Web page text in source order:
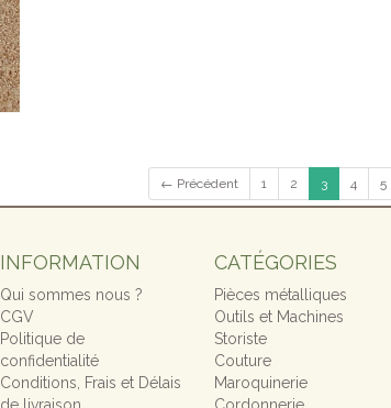
← Précédent 1 2 3 4 5
INFORMATION
Qui sommes nous ?
CGV
Politique de
confidentialité
Conditions, Frais et Délais
CATÉGORIES
Pièces métalliques
Outils et Machines
Storiste
Couture
Maroquinerie